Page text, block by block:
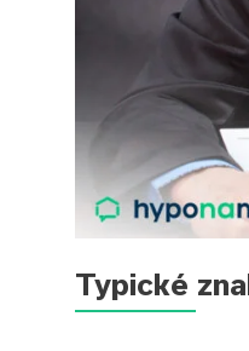
Typické